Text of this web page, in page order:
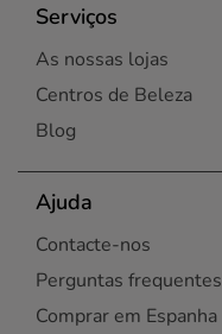
Serviços
As nossas lojas
Centros de Beleza
Blog
Ajuda
Contacte-nos
Perguntas frequentes
Comprar em Espanha